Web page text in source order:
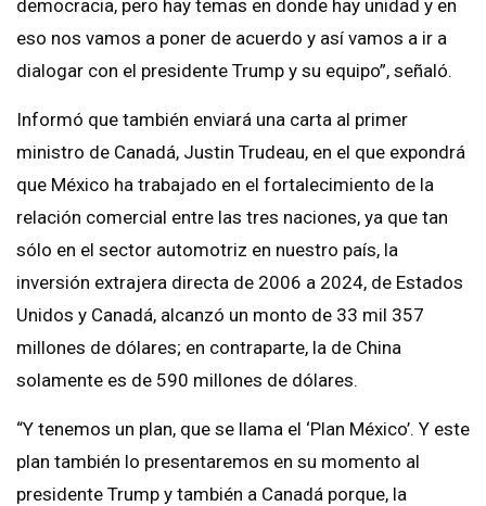
democracia, pero hay temas en donde hay unidad y en
eso nos vamos a poner de acuerdo y así vamos a ir a
dialogar con el presidente Trump y su equipo”, señaló.
Informó que también enviará una carta al primer
ministro de Canadá, Justin Trudeau, en el que expondrá
que México ha trabajado en el fortalecimiento de la
relación comercial entre las tres naciones, ya que tan
sólo en el sector automotriz en nuestro país, la
inversión extrajera directa de 2006 a 2024, de Estados
Unidos y Canadá, alcanzó un monto de 33 mil 357
millones de dólares; en contraparte, la de China
solamente es de 590 millones de dólares.
“Y tenemos un plan, que se llama el ‘Plan México’. Y este
plan también lo presentaremos en su momento al
presidente Trump y también a Canadá porque, la